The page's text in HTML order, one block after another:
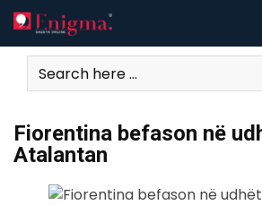
Skip
to
content
Fiorentina befason në
Atalantan